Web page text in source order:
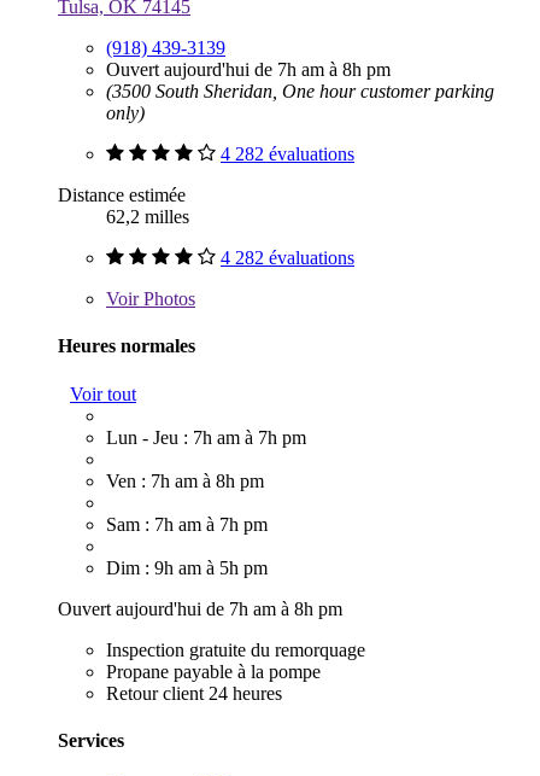
Tulsa, OK 74145
(918) 439-3139
Ouvert aujourd'hui de 7h am à 8h pm
(3500 South Sheridan, One hour customer parking
only)
4 282 évaluations
Distance estimée
62,2 milles
4 282 évaluations
VoirPhotos
Heures normales
Voir tout
Lun - Jeu : 7h am à 7h pm
Ven : 7h am à 8h pm
Sam : 7h am à 7h pm
Dim : 9h am à 5h pm
Ouvert aujourd'hui de 7h am à 8h pm
Inspection gratuite du remorquage
Propane payable à la pompe
Retour client 24 heures
Services